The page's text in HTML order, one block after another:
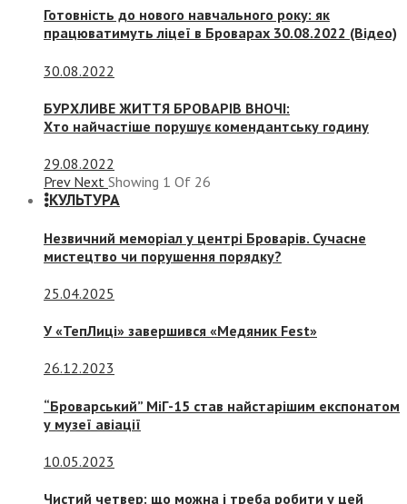
Готовність до нового навчального року: як
працюватимуть ліцеї в Броварах 30.08.2022 (Відео)
30.08.2022
БУРХЛИВЕ ЖИТТЯ БРОВАРІВ ВНОЧІ:
Хто найчастіше порушує комендантську годину
29.08.2022
Prev Next Showing 1 Of 26
КУЛЬТУРА
Незвичний меморіал у центрі Броварів. Сучасне
мистецтво чи порушення порядку?
25.04.2025
У «ТепЛиці» завершився «Медяник Fest»
26.12.2023
“Броварський” МіГ-15 став найстарішим експонатом
у музеї авіації
10.05.2023
Чистий четвер: що можна і треба робити у цей